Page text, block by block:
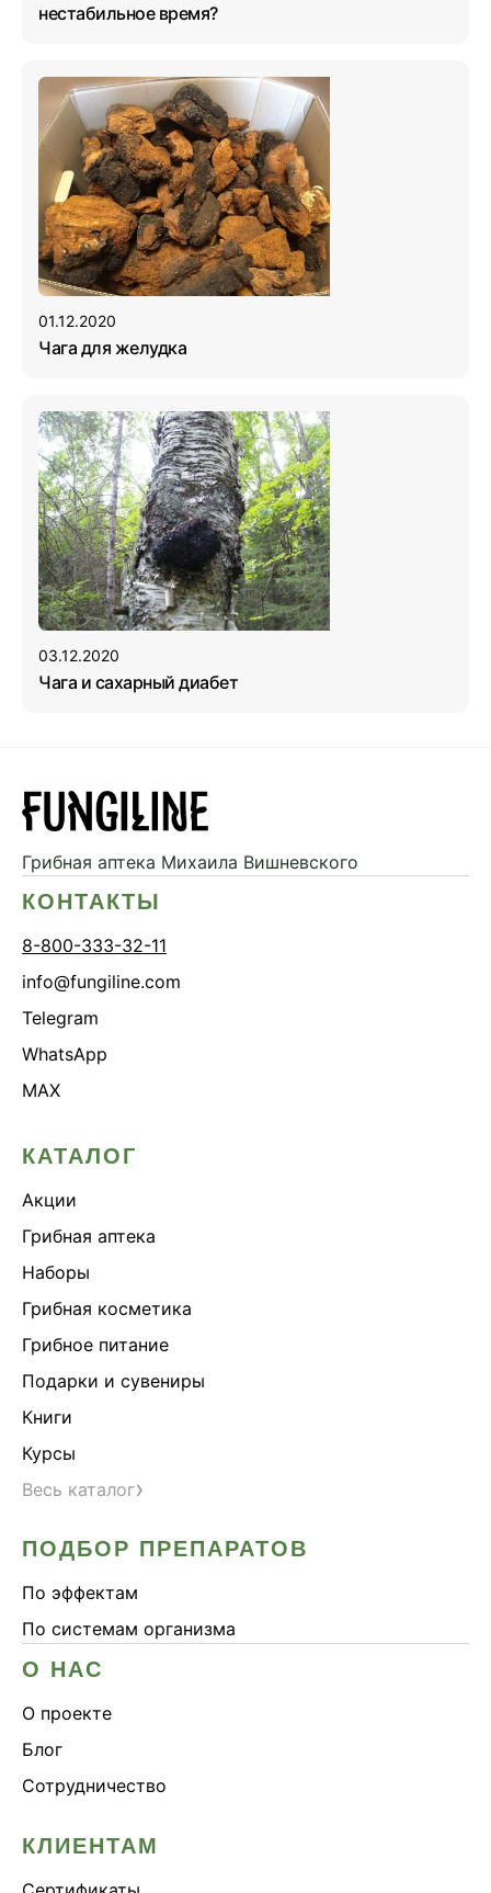
нестабильное время?
01.12.2020
Чага для желудка
03.12.2020
Чага и сахарный диабет
Грибная аптека Михаила Вишневского
КОНТАКТЫ
8-800-333-32-11
info@fungiline.com
Telegram
WhatsApp
MAX
КАТАЛОГ
Акции
Грибная аптека
Наборы
Грибная косметика
Грибное питание
Подарки и сувениры
Книги
Курсы
Весь каталог›
ПОДБОР ПРЕПАРАТОВ
По эффектам
По системам организма
О НАС
О проекте
Блог
Сотрудничество
КЛИЕНТАМ